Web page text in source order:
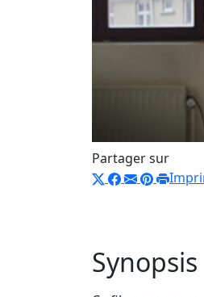
Partager sur
Synopsis